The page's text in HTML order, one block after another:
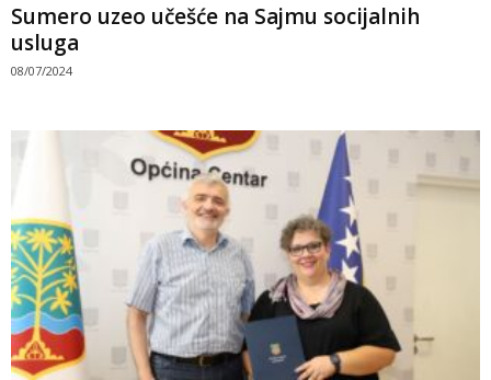
Sumero uzeo učešće na Sajmu socijalnih
usluga
08/07/2024